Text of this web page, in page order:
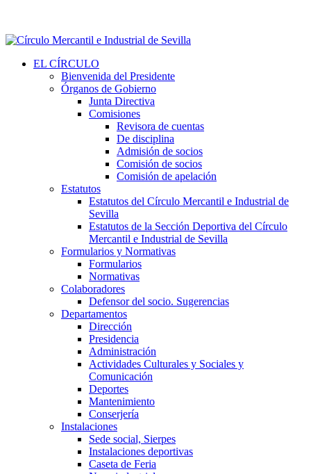
EL CÍRCULO
Bienvenida del Presidente
Órganos de Gobierno
Junta Directiva
Comisiones
Revisora de cuentas
De disciplina
Admisión de socios
Comisión de socios
Comisión de apelación
Estatutos
Estatutos del Círculo Mercantil e Industrial de
Sevilla
Estatutos de la Sección Deportiva del Círculo
Mercantil e Industrial de Sevilla
Formularios y Normativas
Formularios
Normativas
Colaboradores
Defensor del socio. Sugerencias
Departamentos
Dirección
Presidencia
Administración
Actividades Culturales y Sociales y
Comunicación
Deportes
Mantenimiento
Conserjería
Instalaciones
Sede social, Sierpes
Instalaciones deportivas
Caseta de Feria